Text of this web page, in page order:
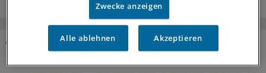
Zwecke anzeigen
Alle ablehnen Akzeptieren